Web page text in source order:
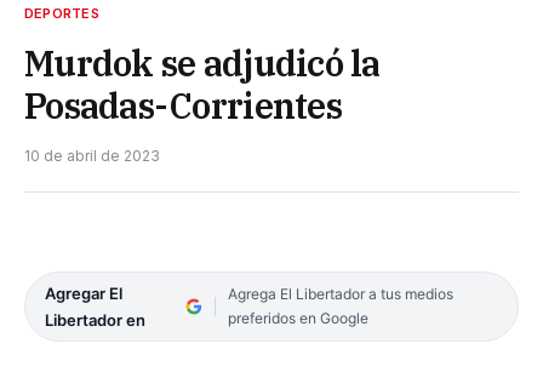
DEPORTES
Murdok se adjudicó la
Posadas-Corrientes
10 de abril de 2023
Agregar El
Libertador en
Agrega El Libertador a tus medios
preferidos en Google